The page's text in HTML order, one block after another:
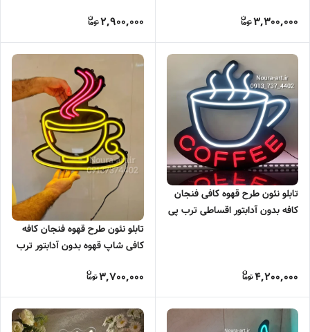
3,300,000
2,900,000
تابلو نئون طرح قهوه کافی فنجان
کافه بدون آدابتور اقساطی ترب پی
4,200,000
تابلو نئون طرح قهوه فنجان کافه
کافی شاپ قهوه بدون آدابتور ترب
3,700,000